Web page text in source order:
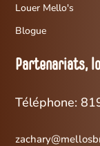
Louer Mello's
Blogue
Partenariats,
Téléphone: